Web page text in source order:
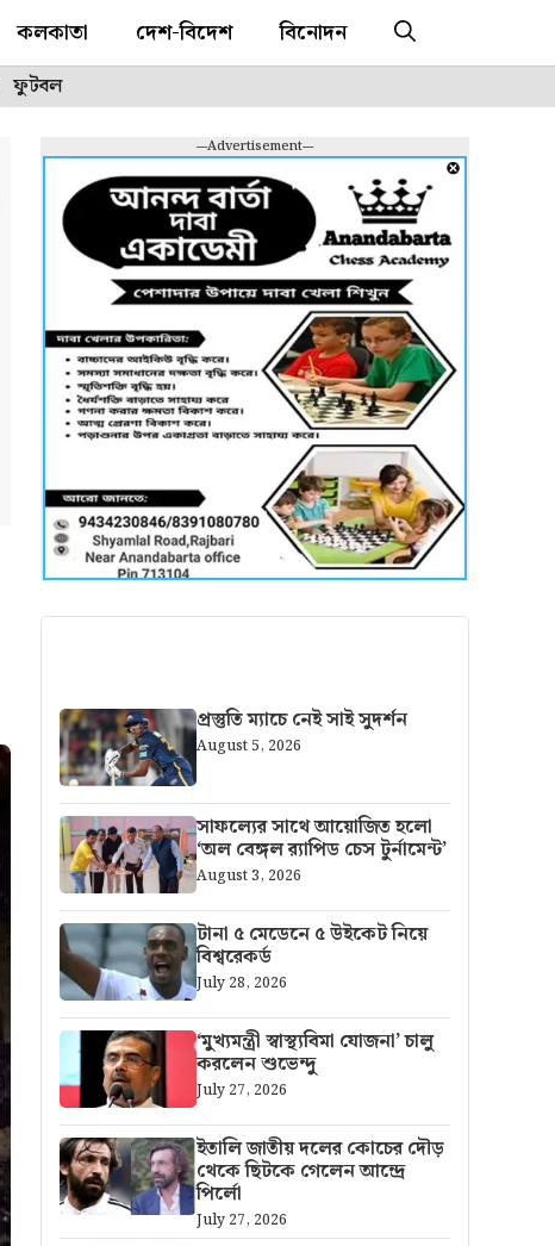
কলকাতা দেশ-বিদেশ বিনোদন
ফুটবল
---Advertisement---
প্রস্তুতি ম্যাচে নেই সাই সুদর্শন
August 5, 2026
সাফল্যের সাথে আয়োজিত হলো
‘অল বেঙ্গল র‍্যাপিড চেস টুর্নামেন্ট’
August 3, 2026
টানা ৫ মেডেনে ৫ উইকেট নিয়ে
বিশ্বরেকর্ড
July 28, 2026
‘মুখ্যমন্ত্রী স্বাস্থ্যবিমা যোজনা’ চালু
করলেন শুভেন্দু
July 27, 2026
ইতালি জাতীয় দলের কোচের দৌড়
থেকে ছিটকে গেলেন আন্দ্রে
পির্লো
July 27, 2026